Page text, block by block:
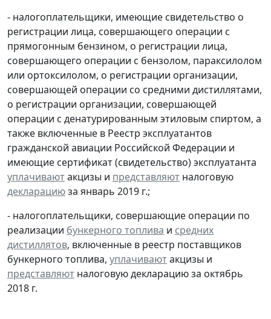
- налогоплательщики, имеющие свидетельство о
регистрации лица, совершающего операции с
прямогонным бензином, о регистрации лица,
совершающего операции с бензолом, параксилолом
или ортоксилолом, о регистрации организации,
совершающей операции со средними дистиллятами,
о регистрации организации, совершающей
операции с денатурированным этиловым спиртом, а
также включенные в Реестр эксплуатантов
гражданской авиации Российской Федерации и
имеющие сертификат (свидетельство) эксплуатанта
уплачиваютакцизы и представляют налоговую
декларациюза январь 2019 г.;
- налогоплательщики, совершающие операции по
реализации бункерного топлива и средних
дистиллятов, включенные в реестр поставщиков
бункерного топлива, уплачиваютакцизы и
представляют налоговую декларацию за октябрь
2018 г.